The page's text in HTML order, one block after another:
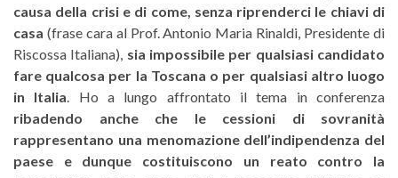
causa della crisi e di come, senza riprenderci le chiavi di
casa (frase cara al Prof. Antonio Maria Rinaldi, Presidente di
Riscossa Italiana), sia impossibile per qualsiasi candidato
fare qualcosa per la Toscana o per qualsiasi altro luogo
in Italia. Ho a lungo affrontato il tema in conferenza
ribadendo anche che le cessioni di sovranità
rappresentano una menomazione dell’indipendenza del
paese e dunque costituiscono un reato contro la